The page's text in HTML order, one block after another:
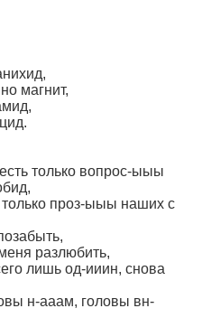
магнит,
только вопрос-ыыы
только проз-ыыы наших с
разлюбить,
лишь од-ииин, снова
н-ааам, головы вн-